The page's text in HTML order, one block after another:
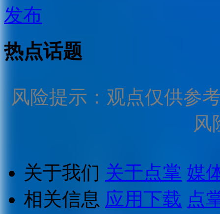
发布
热点话题
风险提示：观点仅供参
风
关于我们 关于点掌 媒
相关信息 应用下载 点